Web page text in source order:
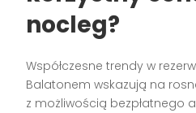
nocleg?
Współczesne trendy w
Balatonem wskazują na
z możliwością bezpłatnego